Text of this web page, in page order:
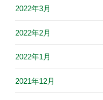
2022年3月
2022年2月
2022年1月
2021年12月